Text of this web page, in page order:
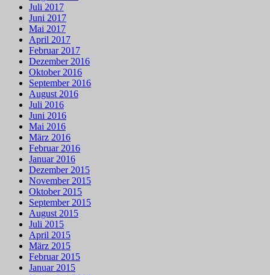
Juli 2017
Juni 2017
Mai 2017
April 2017
Februar 2017
Dezember 2016
Oktober 2016
September 2016
August 2016
Juli 2016
Juni 2016
Mai 2016
März 2016
Februar 2016
Januar 2016
Dezember 2015
November 2015
Oktober 2015
September 2015
August 2015
Juli 2015
April 2015
März 2015
Februar 2015
Januar 2015